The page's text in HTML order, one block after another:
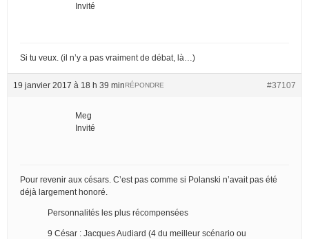
Invité
Si tu veux. (il n’y a pas vraiment de débat, là…)
19 janvier 2017 à 18 h 39 min #37107
RÉPONDRE
Meg
Invité
Pour revenir aux césars. C’est pas comme si Polanski n’avait pas été
déjà largement honoré.
Personnalités les plus récompensées
9 César : Jacques Audiard (4 du meilleur scénario ou